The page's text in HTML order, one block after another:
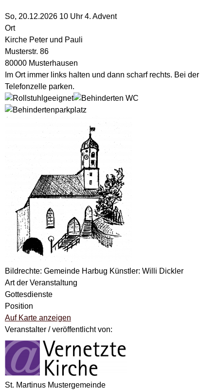
So, 20.12.2026 10 Uhr 4. Advent
Ort
Kirche Peter und Pauli
Musterstr. 86
80000 Musterhausen
Im Ort immer links halten und dann scharf rechts. Bei der
Telefonzelle parken.
Bildrechte: Gemeinde Harbug Künstler: Willi Dickler
Art der Veranstaltung
Gottesdienste
Position
Auf Karte anzeigen
Veranstalter / veröffentlicht von:
St. Martinus Mustergemeinde